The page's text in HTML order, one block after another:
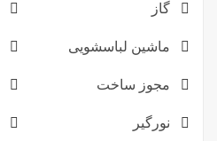
گاز
ماشین لباسشویی
مجوز ساخت
نورگیر